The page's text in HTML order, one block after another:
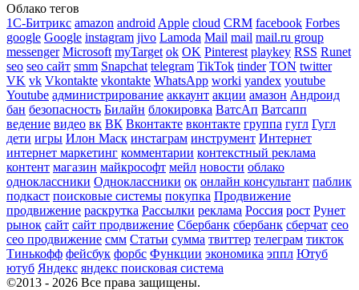
Облако тегов
1С-Битрикс amazon android Apple cloud CRM facebook Forbes
google Google instagram jivo Lamoda Mail mail mail.ru group
messenger Microsoft myTarget ok OK Pinterest playkey RSS Runet
seo seo сайт smm Snapchat telegram TikTok tinder TON twitter
VK vk Vkontakte vkontakte WhatsApp worki yandex youtube
Youtube администрирование аккаунт акции амазон Андроид
бан безопасность Билайн блокировка ВатсАп Ватсапп
ведение видео вк ВК Вконтакте вконтакте группа гугл Гугл
дети игры Илон Маск инстаграм инструмент Интернет
интернет маркетинг комментарии контекстный реклама
контент магазин майкрософт мейл новости облако
одноклассники Одноклассники ок онлайн консультант паблик
подкаст поисковые системы покупка Продвижение
продвижение раскрутка Рассылки реклама Россия рост Рунет
рынок сайт сайт продвижение Сбербанк сбербанк сберчат сео
сео продвижение смм Статьи сумма твиттер телеграм тикток
Тинькофф фейсбук форбс Функции экономика эппл Ютуб
ютуб Яндекс яндекс поисковая система
©2013 - 2026 Все права защищены.